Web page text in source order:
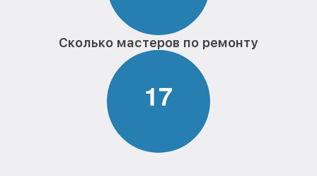
Сколько мастеров по ремонту
17